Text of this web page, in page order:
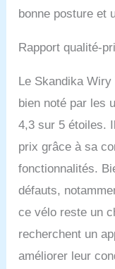
bonne posture et
Rapport qualité-
Le Skandika
bien noté par les
4,3 sur 5 étoiles.
prix grâce à sa
fonctionnalités.
défauts,
ce vélo reste un
recherchent un
améliorer leur